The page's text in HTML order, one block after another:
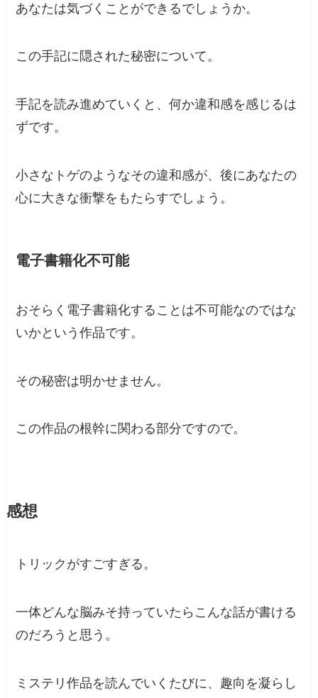
あなたは気づくことができるでしょうか。
この手記に隠された秘密について。
手記を読み進めていくと、何か違和感を感じるは
ずです。
小さなトゲのようなその違和感が、後にあなたの
心に大きな衝撃をもたらすでしょう。
電子書籍化不可能
おそらく電子書籍化することは不可能なのではな
いかという作品です。
その秘密は明かせません。
この作品の根幹に関わる部分ですので。
感想
トリックがすごすぎる。
一体どんな脳みそ持っていたらこんな話が書ける
のだろうと思う。
ミステリ作品を読んでいくたびに、趣向を凝らし